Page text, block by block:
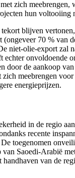
zich
hun voltooiing
blijven
70 %
niet-olie-export
de aankoop
meebrengen
energieprijzen.
in de regio
recente
toegenomen
Saoedi-Arabië
van de